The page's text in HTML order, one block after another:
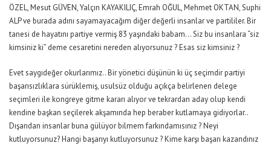
ÖZEL, Mesut GÜVEN, Yalçın KAYAKILIÇ, Emrah OĞUL, Mehmet OKTAN, Suphi
ALP ve burada adını sayamayacağım diğer değerli insanlar ve partililer. Bir
tanesi de hayatını partiye vermiş 83 yaşındaki babam… Siz bu insanlara “siz
kimsiniz ki” deme cesaretini nereden alıyorsunuz ? Esas siz kimsiniz ?
Evet saygıdeğer okurlarımız.. Bir yönetici düşünün ki üç seçimdir partiyi
başarısızlıklara sürüklemiş, usulsüz olduğu açıkça belirlenen delege
seçimleri ile kongreye gitme kararı alıyor ve tekrardan aday olup kendi
kendine başkan seçilerek akşamında hep beraber kutlamaya gidiyorlar..
Dışarıdan insanlar buna gülüyor bilmem farkındamısınız ? Neyi
kutluyorsunuz? Hangi başarıyı kutluyorsunuz ? Kime karşı başarı kazandınız